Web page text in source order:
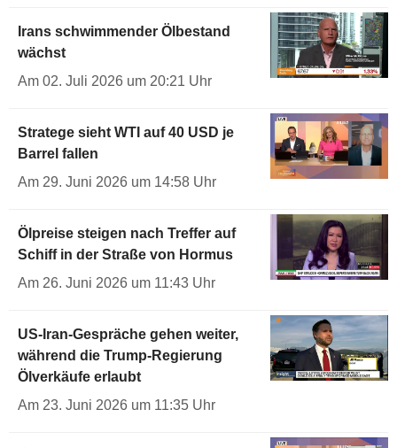
Irans schwimmender Ölbestand
wächst
Am 02. Juli 2026 um 20:21 Uhr
Stratege sieht WTI auf 40 USD je
Barrel fallen
Am 29. Juni 2026 um 14:58 Uhr
Ölpreise steigen nach Treffer auf
Schiff in der Straße von Hormus
Am 26. Juni 2026 um 11:43 Uhr
US-Iran-Gespräche gehen weiter,
während die Trump-Regierung
Ölverkäufe erlaubt
Am 23. Juni 2026 um 11:35 Uhr